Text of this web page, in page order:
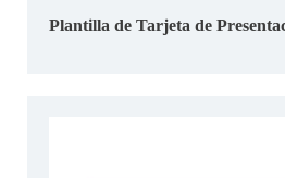
Plantilla de Tarjeta de